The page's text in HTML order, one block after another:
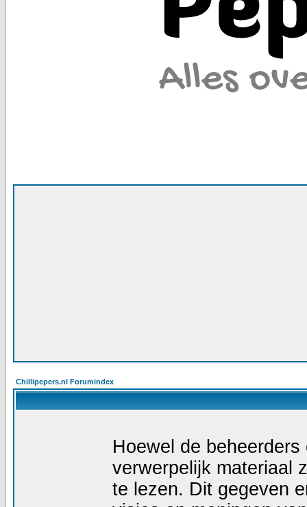
Chillipepers.nl Forumindex
Hoewel de
verwerpelijk materiaal
te lezen. Dit gegeven